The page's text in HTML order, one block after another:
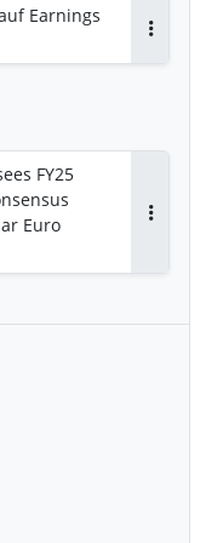
Earnings
FY25
Euro